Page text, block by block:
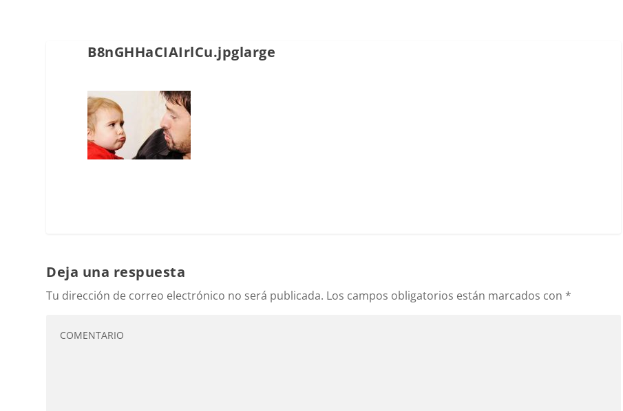
B8nGHHaCIAIrlCu.jpglarge
Deja una respuesta
Tu dirección de correo electrónico no será publicada. Los campos obligatorios están marcados con *